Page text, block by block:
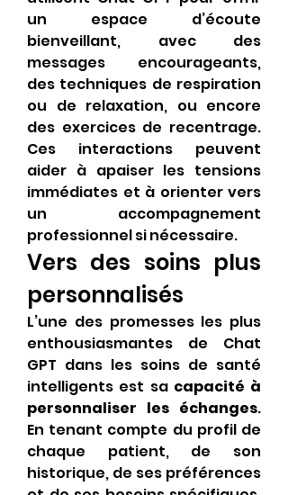
un espace d’écoute
bienveillant, avec des
messages encourageants,
des techniques de respiration
ou de relaxation, ou encore
des exercices de recentrage.
Ces interactions peuvent
aider à apaiser les tensions
immédiates et à orienter vers
un accompagnement
professionnel si nécessaire.
Vers des soins plus
personnalisés
L’une des promesses les plus
enthousiasmantes de Chat
GPT dans les soins de santé
intelligents est sa capacité à
personnaliser les échanges.
En tenant compte du profil de
chaque patient, de son
historique, de ses préférences